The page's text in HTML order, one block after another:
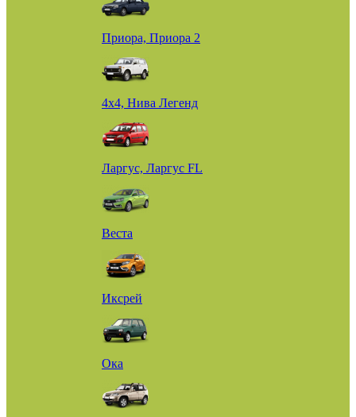
Приора, Приора 2
4х4, Нива Легенд
Ларгус, Ларгус FL
Веста
Иксрей
Ока